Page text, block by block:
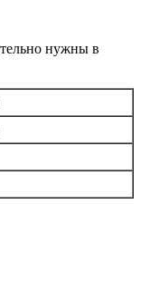
нужны в